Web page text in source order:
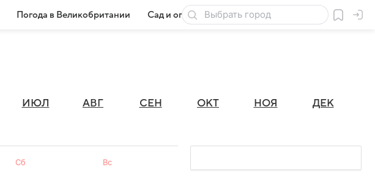
Погода в Великобритании Сад и огород Товары для дачи
ИЮЛ АВГ СЕН ОКТ НОЯ ДЕК
Сб Вс